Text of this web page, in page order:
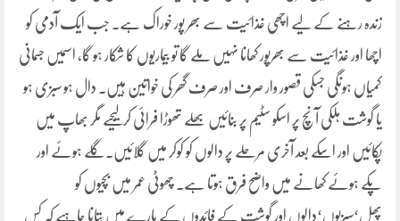
زندہ رہنے کے لیے اچھی غذائیت سے بھر پور خوراک ہے۔ جب ایک آدمی کو
اچھا اور غذائیت سے بھرپور کھانا نہیں ملے گا تو بیماریوں کا شکار ہو گا, اسمیں جسمانی
کمیاں ہونگی جسکی قصور وار صرف اور صرف گھر کی خواتین ہیں۔ دال ہو سبزی ہو
یا گوشت ہلکی آنچ پر اسکو سٹیم پر بنائیں بھلے تھوڑا فرائی کر لیجیے مگر بھاپ میں
پکائیں اور اسکے بعد آخری مرحلے پر دالوں کو کوکر میں گلائیں۔گلے ہوئے اور
پکے ہوئے کھانے میں واضح فرق ہوتا ہے۔ چھوٹی عمر میں بچیوں کو
پھل‘سبزیوں‘دالوں اور گوشت کے فائدوں کے بارے میں بتانا چاہیے کہ کس